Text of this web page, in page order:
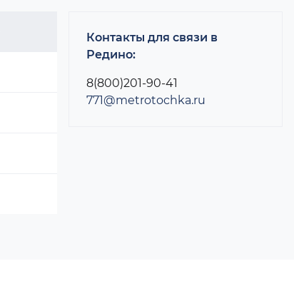
Контакты для связи в
Редино:
8(800)201-90-41
771@metrotochka.ru